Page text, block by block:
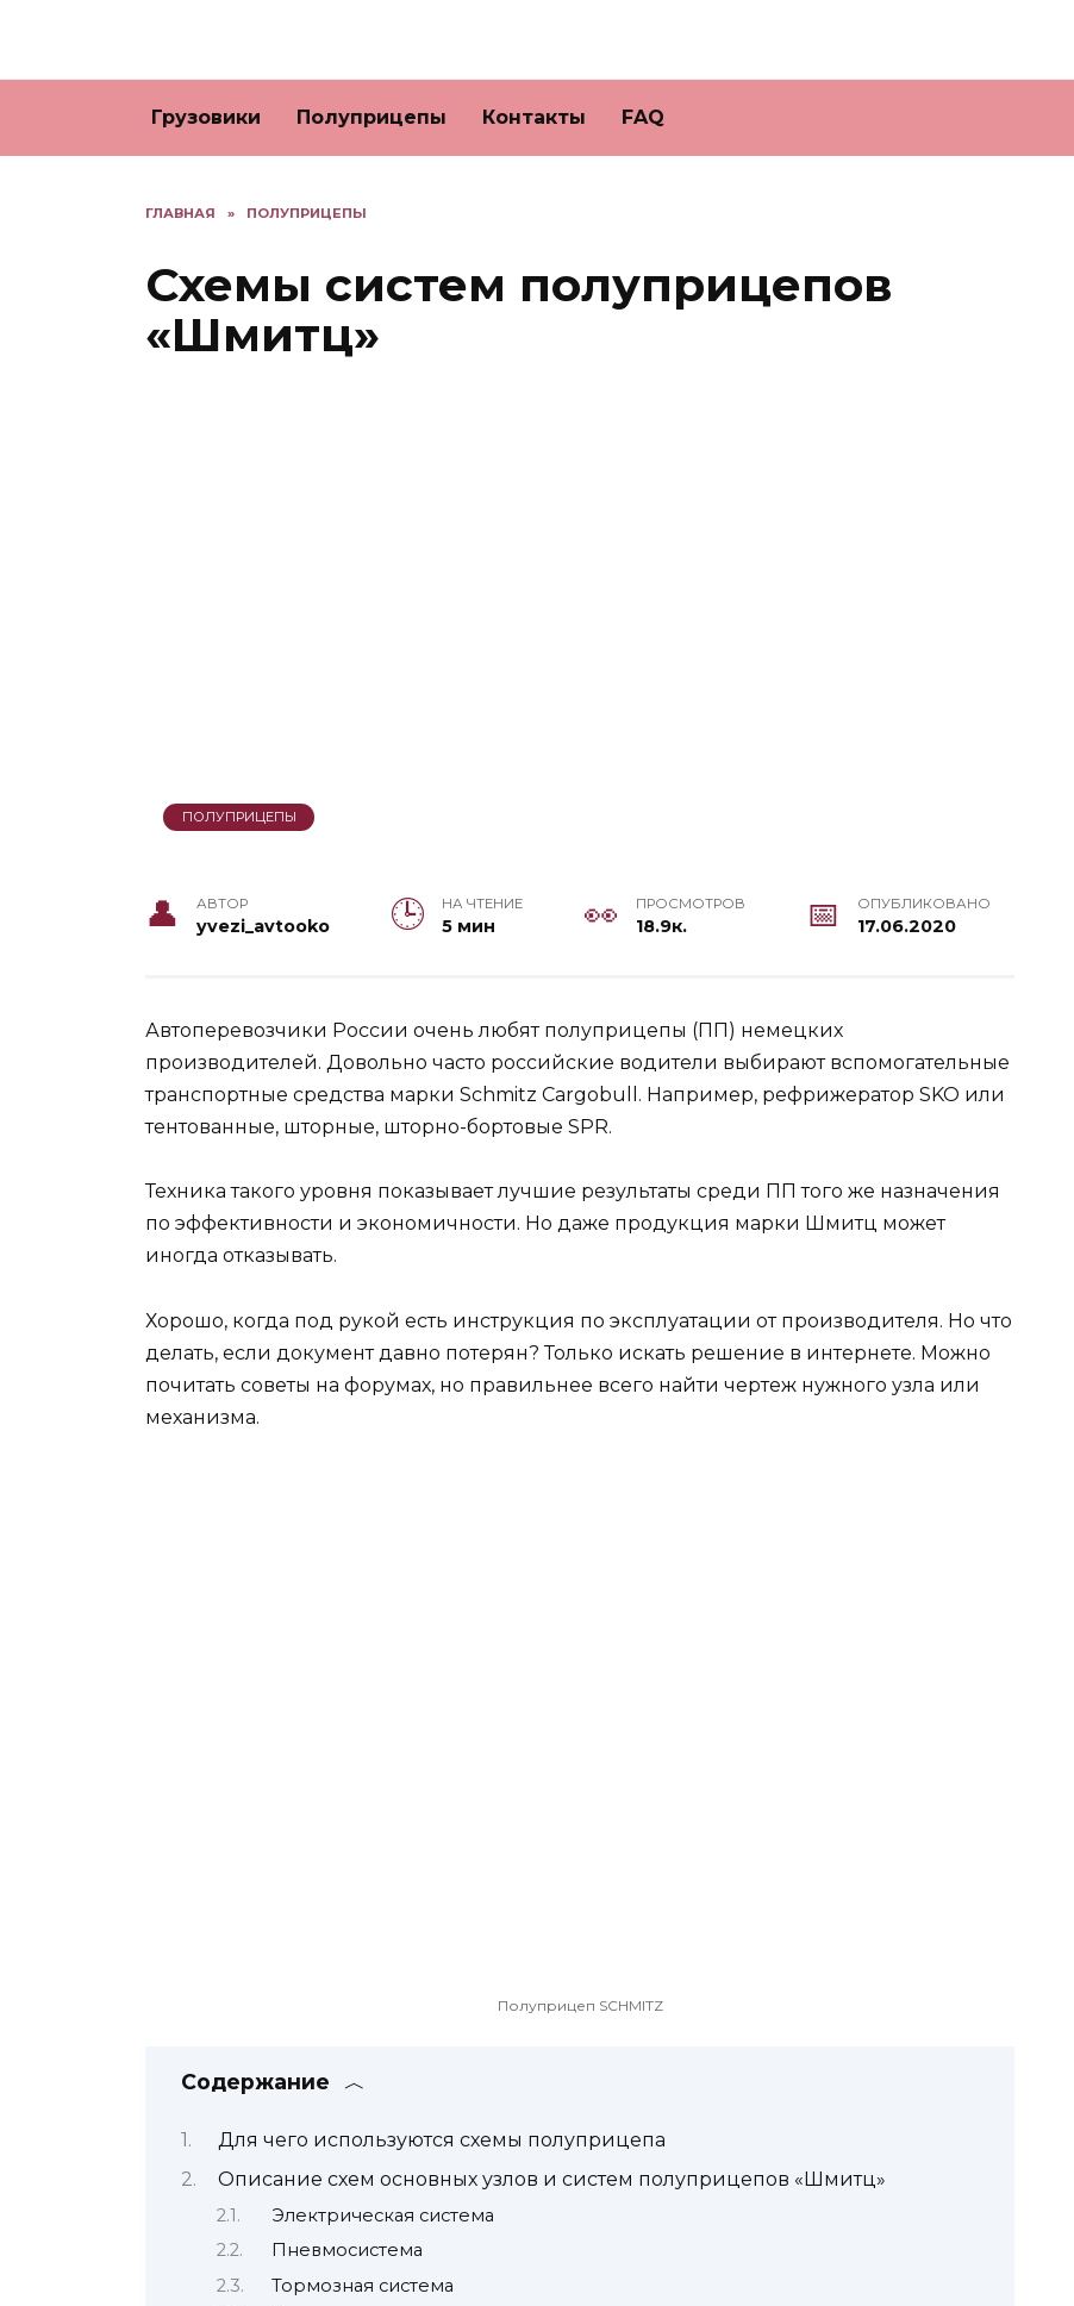
Грузовики Полуприцепы Контакты FAQ
ГЛАВНАЯ » ПОЛУПРИЦЕПЫ
Схемы систем полуприцепов
«Шмитц»
ПОЛУПРИЦЕПЫ
АВТОР
yvezi_avtooko
НА ЧТЕНИЕ
5 мин
ПРОСМОТРОВ
18.9к.
ОПУБЛИКОВАНО
17.06.2020
Автоперевозчики России очень любят полуприцепы (ПП) немецких
производителей. Довольно часто российские водители выбирают вспомогательные
транспортные средства марки Schmitz Cargobull. Например, рефрижератор SKO или
тентованные, шторные, шторно-бортовые SPR.
Техника такого уровня показывает лучшие результаты среди ПП того же назначения
по эффективности и экономичности. Но даже продукция марки Шмитц может
иногда отказывать.
Хорошо, когда под рукой есть инструкция по эксплуатации от производителя. Но что
делать, если документ давно потерян? Только искать решение в интернете. Можно
почитать советы на форумах, но правильнее всего найти чертеж нужного узла или
механизма.
Полуприцеп SCHMITZ
Содержание
Для чего используются схемы полуприцепа
Описание схем основных узлов и систем полуприцепов «Шмитц»
Электрическая система
Пневмосистема
Тормозная система